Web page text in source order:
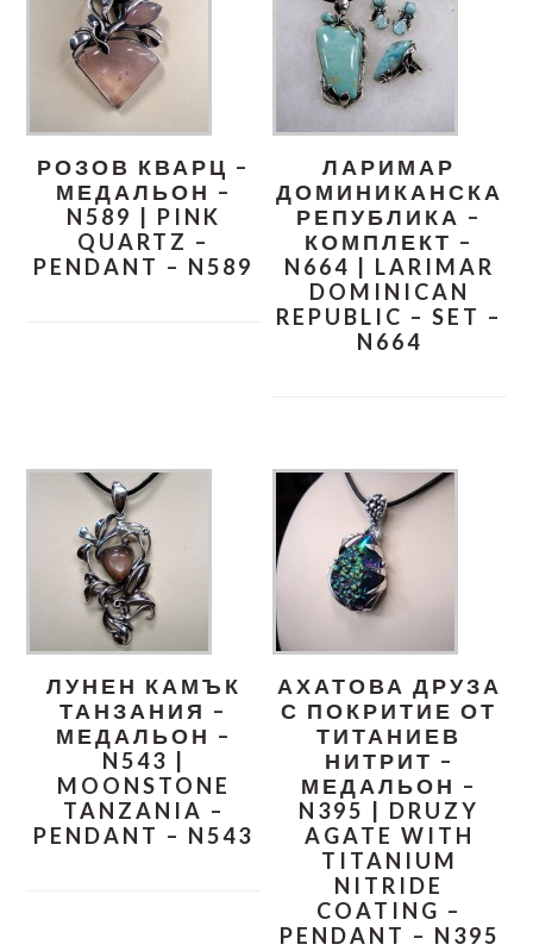
РОЗОВ КВАРЦ –
МЕДАЛЬОН –
N589 | PINK
QUARTZ –
PENDANT – N589
ЛАРИМАР
ДОМИНИКАНСКА
РЕПУБЛИКА –
КОМПЛЕКТ –
N664 | LARIMAR
DOMINICAN
REPUBLIC – SET –
N664
ЛУНЕН КАМЪК
ТАНЗАНИЯ –
МЕДАЛЬОН –
N543 |
MOONSTONE
TANZANIA –
PENDANT – N543
АХАТОВА ДРУЗА
С ПОКРИТИЕ ОТ
ТИТАНИЕВ
НИТРИТ –
МЕДАЛЬОН –
N395 | DRUZY
AGATE WITH
TITANIUM
NITRIDE
COATING –
PENDANT – N395